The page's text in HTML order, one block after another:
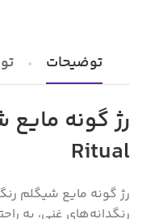
توضیحات
Ritual
رنگدانه‌های غنی، به